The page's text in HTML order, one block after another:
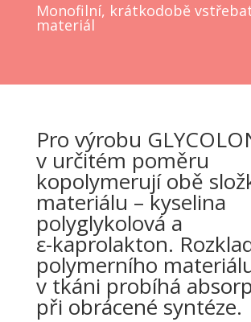
Monofilní, krátkodobě
materiál
Pro výrobu
v určitém poměru
kopolymerují obě
materiálu – kyselina
polyglykolová a
ε-kaprolakton.
polymerního
v tkáni probíhá
při obrácené syntéze.